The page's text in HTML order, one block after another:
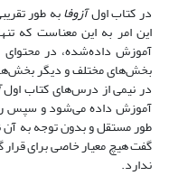
در کتاب اولآزوفابه طور
این امر به این معناست که
آموزش داده‌شده، در محتوای
بخش‌های مختلف و دیگر
در نیمی از درس‌های کتاب اول
آموزش داده می‌شود و سپس
طور مستقل و بدون توجه به آن
گفت هیچ معیار خاصی برای
ندارد.